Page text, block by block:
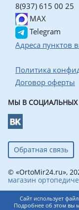
8(937) 615 00 25
MAX
Telegram
Адреса пунктов
Политика
Договор оферты
МЫ В СОЦИАЛЬНЫХ
Обратная связь
© «OrtoMir24.ru»,
магазин
Сайт использует
Подробнее об этом вы